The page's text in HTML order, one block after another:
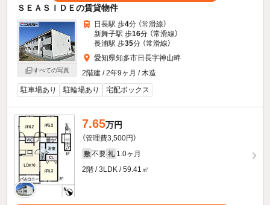
ＳＥＡＳＩＤＥの賃貸物件
すべての写真
日長駅 歩4分 （常滑線）
新舞子駅 歩16分 （常滑線）
長浦駅 歩35分 （常滑線）
愛知県知多市日長字神山畔
2階建 / 2年9ヶ月 / 木造
駐車場あり
駐輪場あり 宅配ボックス
7.65万円
（管理費3,500円）
敷 不要 礼 1.0ヶ月
2階 / 3LDK / 59.41㎡